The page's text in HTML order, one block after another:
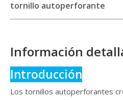
tornillo autoperforante
Información
Introducción
Los tornillos autoperforantes